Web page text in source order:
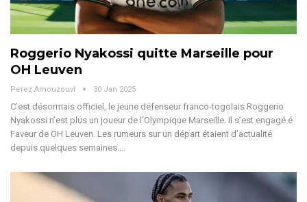
Roggerio Nyakossi quitte Marseille pour
OH Leuven
Perez Amouzouvi 30 Jan 2025
C’est désormais officiel, le jeune défenseur franco-togolais Roggerio
Nyakossi n’est plus un joueur de l’Olympique Marseille. Il s’est engagé é
Faveur de OH Leuven. Les rumeurs sur un départ étaient d’actualité
depuis quelques semaines.